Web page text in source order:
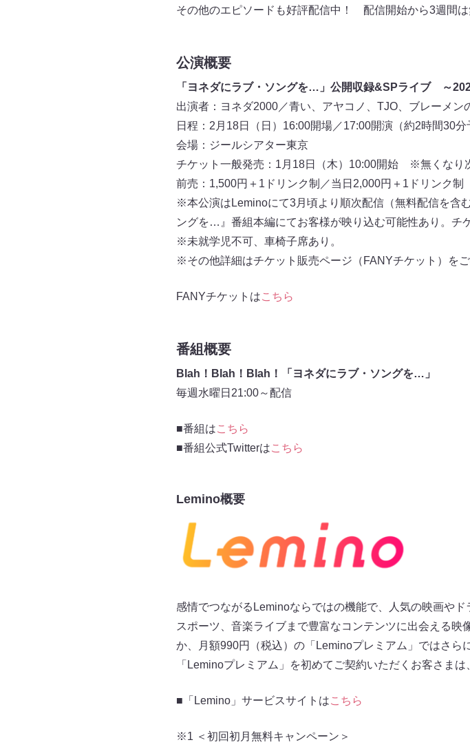
その他のエピソードも好評配信中！ 配信開始から3週間は
公演概要
「ヨネダにラブ・ソングを…」公開収録&SPライブ ～
出演者：ヨネダ2000／青い、アヤコノ、TJO、ブレーメ
日程：2月18日（日）16:00開場／17:00開演（約2時間30分
会場：ジールシアター東京
チケット一般発売：1月18日（木）10:00開始 ※無くなり
前売：1,500円＋1ドリンク制／当日2,000円＋1ドリンク
※本公演はLeminoにて3月頃より順次配信（無料配信を含
ングを…』番組本編にてお客様が映り込む可能性あり。チ
※未就学児不可、車椅子席あり。
※その他詳細はチケット販売ページ（FANYチケット）をご
FANYチケットはこちら
番組概要
Blah！Blah！Blah！「ヨネダにラブ・ソングを…」
毎週水曜日21:00～配信
■番組はこちら
■番組公式Twitterはこちら
Lemino概要
感情でつながるLeminoならではの機能で、人気の映画や
スポーツ、音楽ライブまで豊富なコンテンツに出会える
か、月額990円（税込）の「Leminoプレミアム」ではさら
「Leminoプレミアム」を初めてご契約いただくお客さま
■「Lemino」サービスサイトはこちら
※1 ＜初回初月無料キャンペーン＞